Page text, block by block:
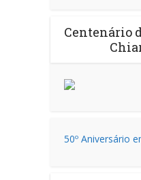
Centenário
50º Aniversário